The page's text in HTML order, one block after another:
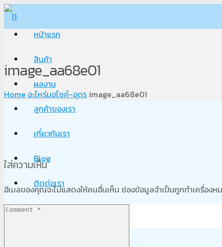
หน้าแรก
สินค้า
ผลงาน
ลูกค้าของเรา
เกี่ยวกับเรา
Blog
ติดต่อเรา
image_aa68e01
Home อะไหร่มอไซค์-อุดร image_aa68e01
ใส่ความเห็น
อีเมลของคุณจะไม่แสดงให้คนอื่นเห็น ช่องข้อมูลจำเป็นถูกทำเครื่องห